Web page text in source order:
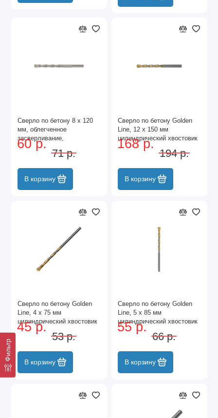
Фильтр
Сверло по бетону 8 х 120
мм, облегченное
засверливание,
трехгранный хвостовик
60 р.
71 р.
В корзину
Сверло по бетону Golden
Line, 12 х 150 мм
цилиндрический хвостовик
Matrix
168 р.
194 р.
В корзину
Сверло по бетону Golden
Line, 4 х 75 мм
цилиндрический хвостовик
Matrix
45 р.
53 р.
В корзину
Сверло по бетону Golden
Line, 5 х 85 мм
цилиндрический хвостовик
Matrix
55 р.
66 р.
В корзину